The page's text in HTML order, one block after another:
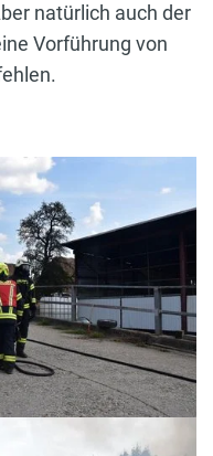
natürlich auch der
Vorführung von